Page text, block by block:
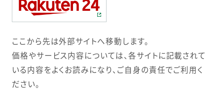
ここから先は外部サイトへ移動します。
価格やサービス内容については、各サイトに記載されて
いる内容をよくお読みになり、ご自身の責任でご利用く
ださい。